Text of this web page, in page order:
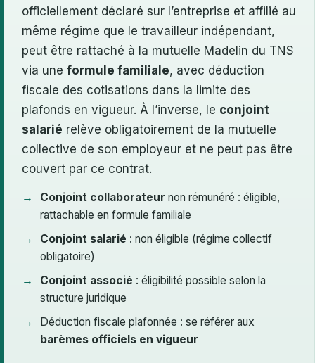
officiellement déclaré sur l’entreprise et affilié au
même régime que le travailleur indépendant,
peut être rattaché à la mutuelle Madelin du TNS
via une formule familiale, avec déduction
fiscale des cotisations dans la limite des
plafonds en vigueur. À l’inverse, le conjoint
salarié relève obligatoirement de la mutuelle
collective de son employeur et ne peut pas être
couvert par ce contrat.
Conjoint collaborateur non rémunéré : éligible,
rattachable en formule familiale
Conjoint salarié : non éligible (régime collectif
obligatoire)
Conjoint associé : éligibilité possible selon la
structure juridique
Déduction fiscale plafonnée : se référer aux
barèmes officiels en vigueur